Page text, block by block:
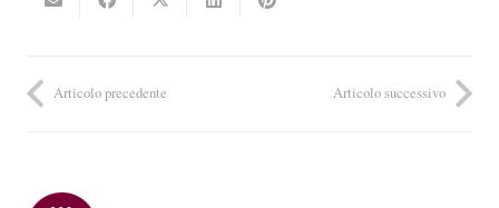
Articolo precedente Articolo successivo